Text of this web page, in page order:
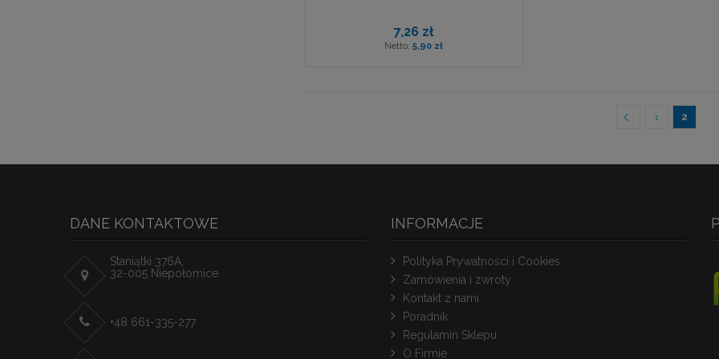
7,26 zł
5,90 zł
Strona
Poprzedni
Strona
1 2
DANE KONTAKTOWE
Staniątki 376A,
32-005 Niepołomice
+48 661-335-277
INFORMACJE
Polityka Prywatności i Cookies
Zamówienia i zwroty
Kontakt z nami
Poradnik
Regulamin Sklepu
O Firmie